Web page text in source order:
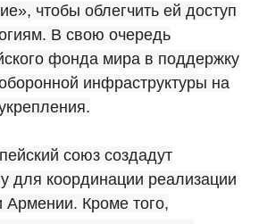
чтобы облегчить ей доступ
В свою очередь
фонда мира в поддержку
инфраструктуры на
союз создадут
для координации реализации
Армении. Кроме того,